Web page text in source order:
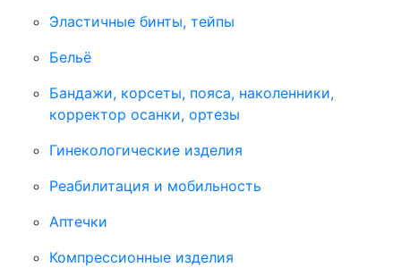
Эластичные бинты, тейпы
Бельё
Бандажи, корсеты, пояса, наколенники,
корректор осанки, ортезы
Гинекологические изделия
Реабилитация и мобильность
Аптечки
Компрессионные изделия